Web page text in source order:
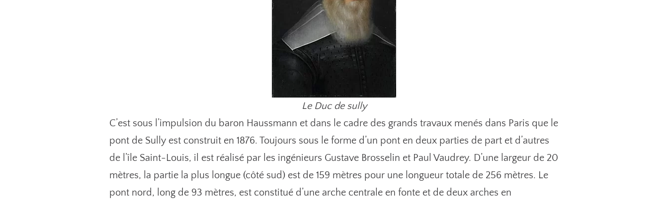
Le Duc de sully
C’est sous l’impulsion du baron Haussmann et dans le cadre des grands travaux menés dans Paris que le
pont de Sully est construit en 1876. Toujours sous le forme d’un pont en deux parties de part et d’autres
de l’île Saint-Louis, il est réalisé par les ingénieurs Gustave Brosselin et Paul Vaudrey. D’une largeur de 20
mètres, la partie la plus longue (côté sud) est de 159 mètres pour une longueur totale de 256 mètres. Le
pont nord, long de 93 mètres, est constitué d’une arche centrale en fonte et de deux arches en